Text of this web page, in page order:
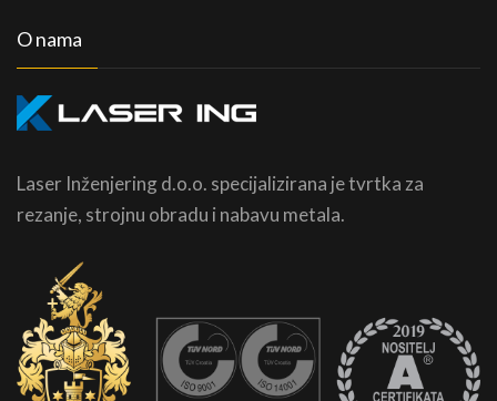
O nama
Laser Inženjering d.o.o. specijalizirana je tvrtka za
rezanje, strojnu obradu i nabavu metala.